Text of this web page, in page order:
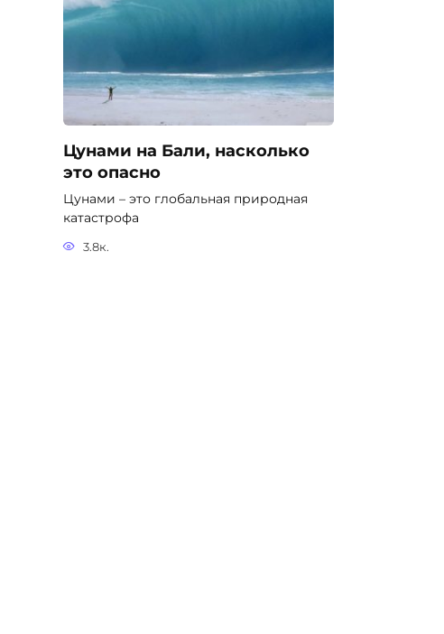
Цунами на Бали, насколько
это опасно
Цунами – это глобальная природная
катастрофа
3.8к.